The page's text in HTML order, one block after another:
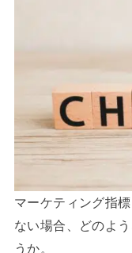
マーケティング指
ない場合、どのよ
うか。